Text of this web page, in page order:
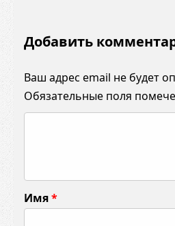
Добавить
Ваш адрес email не будет
Обязательные поля
м
е
Имя*